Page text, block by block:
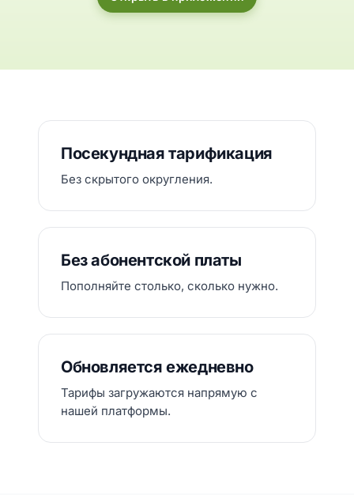
Посекундная тарификация
Без скрытого округления.
Без абонентской платы
Пополняйте столько, сколько нужно.
Обновляется ежедневно
Тарифы загружаются напрямую с
нашей платформы.